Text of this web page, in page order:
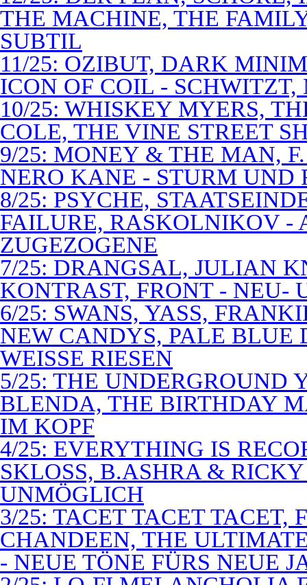
THE MACHINE, THE
SUBTIL
11/25: OZIBUT, DARK
ICON OF COIL -
10/25: WHISKEY MYERS,
COLE, THE VINE STREET
9/25: MONEY & THE MAN,
NERO KANE - STURM UND
8/25: PSYCHE,
FAILURE, RASKOLNIKOV -
ZUGEZOGENE
7/25: DRANGSAL, JULIAN
KONTRAST, FRONT - NEU-
6/25: SWANS, YASS,
NEW CANDYS, PALE BLUE
WEISSE RIESEN
5/25: THE UNDERGROUND
BLENDA, THE BIRTHDAY
IM KOPF
4/25: EVERYTHING IS
SKLOSS, B.ASHRA &
UNMÖGLICH
3/25: TACET TACET TACET,
CHANDEEN, THE
- NEUE TÖNE FÜRS NEUE